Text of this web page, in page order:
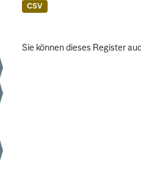
CSV
Sie können dieses Register